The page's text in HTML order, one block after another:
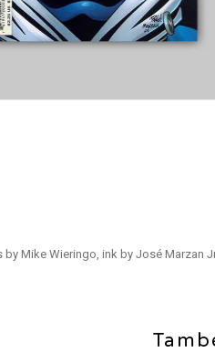
by Mike Wieringo, ink by José Marzan